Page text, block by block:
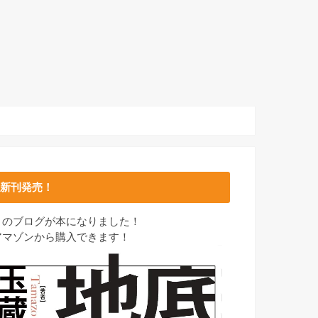
新刊発売！
のブログが本になりました！
マゾンから購入できます！